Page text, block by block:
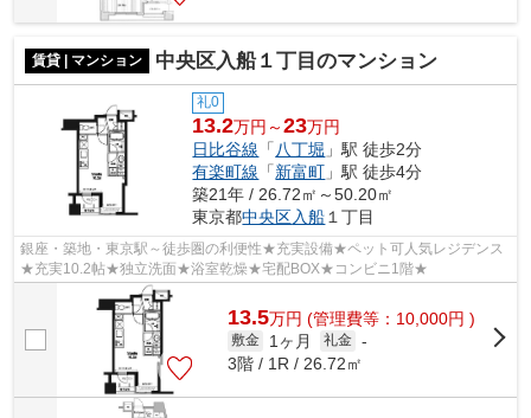
賃貸 | マンション 中央区入船１丁目のマンション
礼0
13.2万円～23万円
日比谷線 「 八丁堀 」駅 徒歩2分
有楽町線 「新富町 」駅 徒歩4分
築21年 / 26.72㎡～50.20㎡
東京都中央区入船 １丁目
銀座・築地・東京駅～徒歩圏の利便性★充実設備★ペット可人気レジデンス
★充実10.2帖★独立洗面★浴室乾燥★宅配BOX★コンビニ1階★
13.5万円 (管理費等：10,000円 )
敷金 1ヶ月 礼金 -
3階 / 1R / 26.72㎡